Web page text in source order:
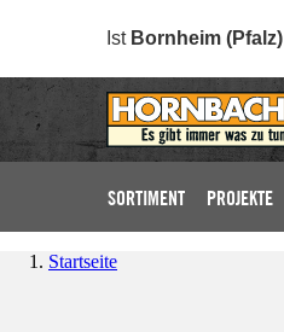
Ist Bornheim (Pfalz)
SORTIMENT PROJEKTE
Startseite